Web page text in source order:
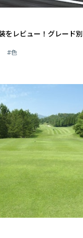
をレビュー！グレード
#色